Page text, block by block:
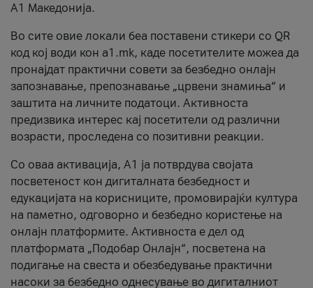
А1 Македонија.
Во сите овие локали беа поставени стикери со QR
код кој води кон a1.mk, каде посетителите можеа да
пронајдат практични совети за безбедно онлајн
запознавање, препознавање „црвени знамиња“ и
заштита на личните податоци. Активноста
предизвика интерес кај посетители од различни
возрасти, проследена со позитивни реакции.
Со оваа активација, А1 ја потврдува својата
посветеност кон дигиталната безбедност и
едукацијата на корисниците, промовирајќи култура
на паметно, одговорно и безбедно користење на
онлајн платформите. Активноста е дел од
платформата „Подобар Онлајн“, посветена на
подигање на свеста и обезбедување практични
насоки за безбедно однесување во дигиталниот